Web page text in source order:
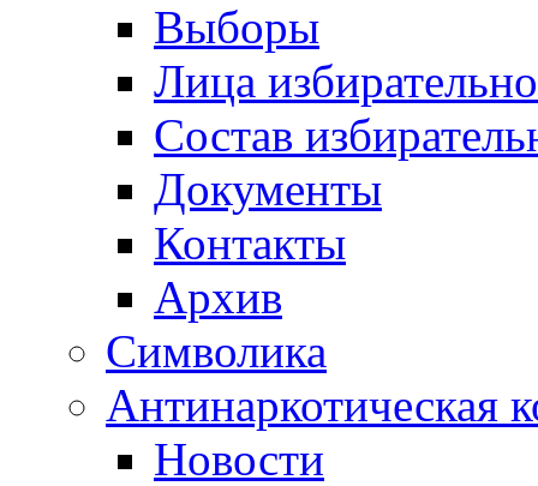
Выборы
Лица
Состав
Документы
Контакты
Архив
Символика
Антинаркотическая
Новости